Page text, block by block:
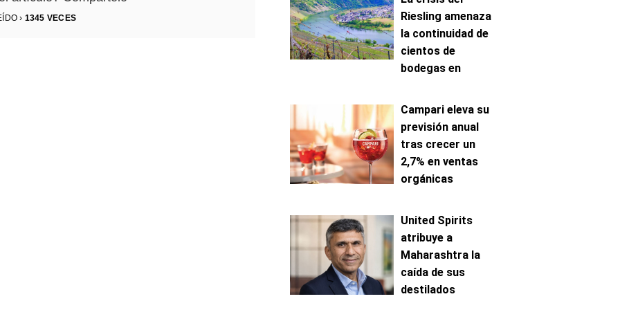
› 1345 VECES
Riesling amenaza
la continuidad de
cientos de
bodegas en
Campari eleva su
previsión anual
tras crecer un
2,7% en ventas
orgánicas
United Spirits
atribuye a
Maharashtra la
caída de sus
destilados